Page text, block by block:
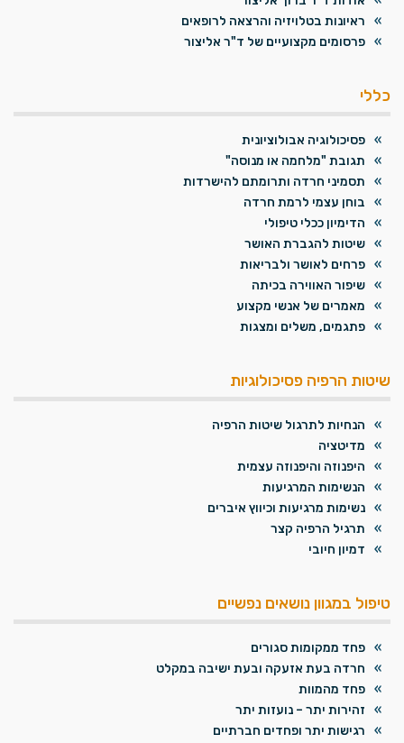
ראיונות בטלויזיה והרצאה לרופאים
פרסומים מקצועיים של ד"ר אליצור
כללי
פסיכולוגיה אבולוציונית
תגובת "מלחמה או מנוסה"
תסמיני חרדה ותרומתם להישרדות
בוחן עצמי לרמת חרדה
הדימיון ככלי טיפולי
שיטות להגברת האושר
פרחים לאושר ולבריאות
שיפור האווירה בכיתה
מאמרים של אנשי מקצוע
פתגמים, משלים ומצגות
שיטות הרפיה פסיכולוגיות
הנחיות לתרגול שיטות הרפיה
מדיטציה
היפנוזה והיפנוזה עצמית
הנשימות המרגיעות
נשימות מרגיעות וכיווץ איברים
תרגיל הרפיה קצר
דמיון חיובי
טיפול במגוון נושאים נפשיים
פחד ממקומות סגורים
חרדה בעת אזעקה ובעת ישיבה במקלט
פחד מהמוות
זהירות יתר – נועזות יתר
רגישות יתר ופחדים חברתיים